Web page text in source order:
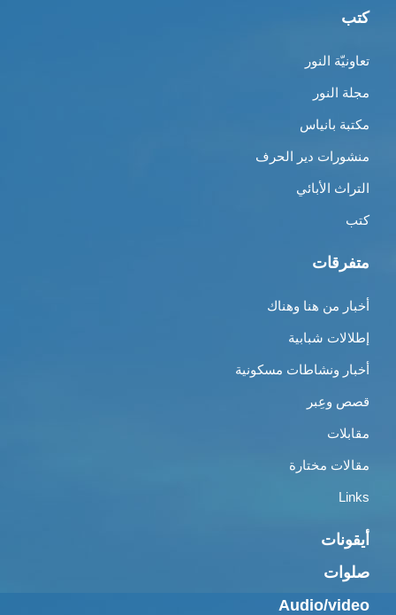
كتب
تعاونيّة النور
مجلة النور
مكتبة بانياس
منشورات دير الحرف
التراث الأبائي
كتب
متفرقات
أخبار من هنا وهناك
إطلالات شبابية
أخبار ونشاطات مسكونية
قصص وعِبر
مقابلات
مقالات مختارة
Links
أيقونات
صلوات
Audio/video